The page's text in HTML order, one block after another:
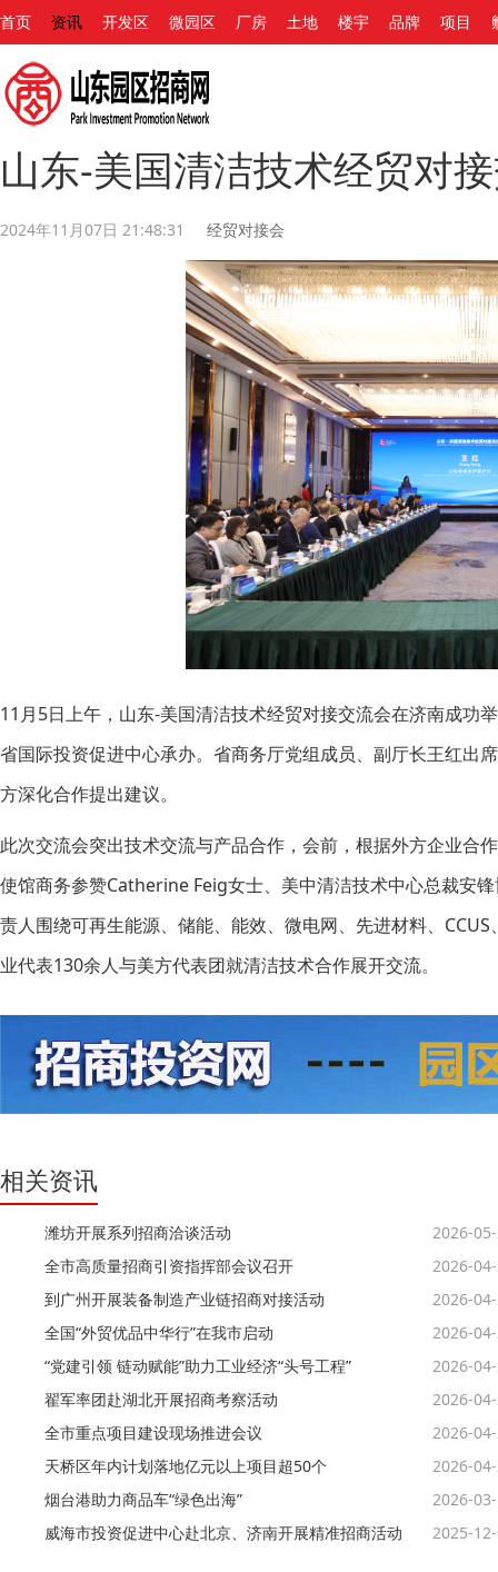
首页 资讯 开发区 微园区 厂房 土地 楼宇 品牌 项目
山东-美国清洁技术经贸对
2024年11月07日 21:48:31 经贸对接会
11月5日上午，山东-美国清洁技术经贸对接交流会在济南成功
省国际投资促进中心承办。省商务厅党组成员、副厅长王红出
方深化合作提出建议。
此次交流会突出技术交流与产品合作，会前，根据外方企业合
使馆商务参赞Catherine Feig女士、美中清洁技术中心总裁安
责人围绕可再生能源、储能、能效、微电网、先进材料、
业代表130余人与美方代表团就清洁技术合作展开交流。
相关资讯
潍坊开展系列招商洽谈活动
2026-
全市高质量招商引资指挥部会议召开
2026-
到广州开展装备制造产业链招商对接活动
2026-
全国“外贸优品中华行”在我市启动
2026-
“党建引领 链动赋能”助力工业经济“头号工程”
2026-
翟军率团赴湖北开展招商考察活动
2026-
全市重点项目建设现场推进会议
2026-
天桥区年内计划落地亿元以上项目超50个
2026-
烟台港助力商品车“绿色出海”
2026-
威海市投资促进中心赴北京、济南开展精准招商活动
2025-